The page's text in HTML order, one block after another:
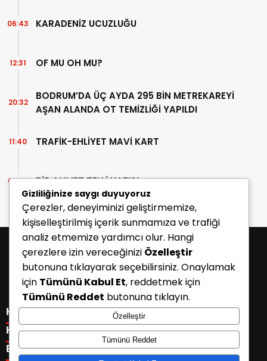
KARADENİZ UCUZLUĞU
06:43
OF MU OH MU?
12:31
BODRUM’DA ÜÇ AYDA 295 BİN METREKAREYİ
AŞAN ALANDA OT TEMİZLİĞİ YAPILDI
20:32
TRAFİK-EHLİYET MAVİ KART
11:40
BİR AHMET TELLİ YAZISI
07:30
KATEGORİLER
Menü seçimi yapın. WP-ADMIN → Görünüm → Menüler
sayfasından menü eşleştirmesi yapınız.
KISAYOLLAR
Menü seçimi yapın. WP-ADMIN → Görünüm → Menüler
E-BÜLTEN
Gizliliğinize saygı duyuyoruz
Çerezler, deneyiminizi geliştirmemize,
kişiselleştirilmiş içerik sunmamıza ve trafiği
analiz etmemize yardımcı olur. Hangi
çerezlere izin vereceğinizi Özelleştir
butonuna tıklayarak seçebilirsiniz. Onaylamak
için Tümünü Kabul Et, reddetmek için
Tümünü Reddet butonuna tıklayın.
Özelleştir
Tümünü Reddet